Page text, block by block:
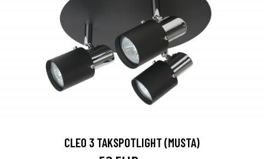
CLEO 3 TAKSPOTLIGHT (MUSTA)